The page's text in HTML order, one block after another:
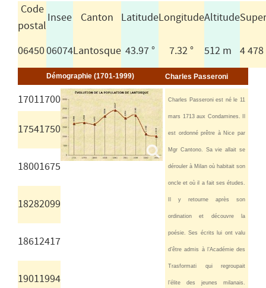
Code
postal
Insee Canton LatitudeLongitudeAltitude
0645006074Lantosque 43.97 ° 7.32 ° 512 m 4
Démographie (1701-1999) Charles Passeroni
17011700 Charles Passeroni est né le 11
mars 1713 aux Condamines. Il
est ordonné prêtre à Nice par
Mgr Cantono. Sa vie allait se
dérouler à Milan où habitait son
oncle et où il a fait ses études.
Il y retourne après son
ordination et découvre la
poésie. Ses écrits lui ont valu
d’être admis à l’Académie des
Trasformati qui regroupait
l’élite des jeunes milanais.
17541750
18001675
18282099
18612417
19011994